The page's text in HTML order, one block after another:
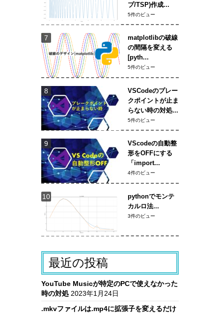
プ/TSP)作成...
5件のビュー
matplotlibの破線
の間隔を変える
[pyth...
5件のビュー
VSCodeのプレー
クポイントが止ま
らない時の対処...
5件のビュー
VScodeの自動整
形をOFFにする
「import...
4件のビュー
pythonでモンテ
カルロ法...
3件のビュー
最近の投稿
YouTube Musicが特定のPCで使えなかった
時の対処 2023年1月24日
.mkvファイルは.mp4に拡張子を変えるだけ